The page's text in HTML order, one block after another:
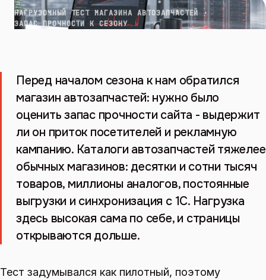
НАГРУЗОЧНЫЙ ТЕСТ МАГАЗИНА АВТОЗАПЧАСТЕЙ ·
ЗАПАС ПРОЧНОСТИ К СЕЗОНУ
Перед началом сезона к нам обратился
магазин автозапчастей: нужно было
оценить запас прочности сайта - выдержит
ли он приток посетителей и рекламную
кампанию. Каталоги автозапчастей тяжелее
обычных магазинов: десятки и сотни тысяч
товаров, миллионы аналогов, постоянные
выгрузки и синхронизация с 1С. Нагрузка
здесь высокая сама по себе, и страницы
открываются дольше.
Тест задумывался как пилотный, поэтому